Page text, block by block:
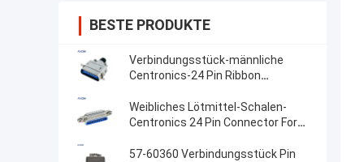
BESTE PRODUKTE
Verbindungsstück-männliche
Centronics-24 Pin Ribbon
57-30240
Weibliches Lötmittel-Schalen-
Centronics 24 Pin Connector For
57-60360 Verbindungsstück Pin